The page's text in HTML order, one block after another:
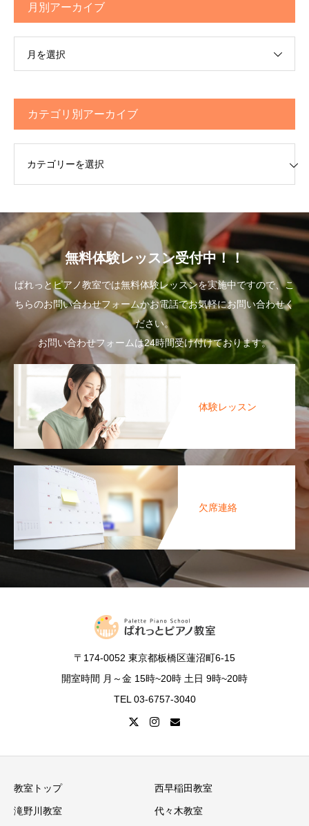
月別アーカイブ
月を選択
カテゴリ別アーカイブ
無料体験レッスン受付中！！
ぱれっとピアノ教室では無料体験レッスンを実施中ですので、こ
ちらのお問い合わせフォームかお電話でお気軽にお問い合わせく
ださい。
お問い合わせフォームは24時間受け付けております。
体験レッスン
欠席連絡
〒174-0052 東京都板橋区蓮沼町6-15
開室時間 月～金 15時~20時 土日 9時~20時
TEL 03-6757-3040
教室トップ 西早稲田教室
滝野川教室 代々木教室